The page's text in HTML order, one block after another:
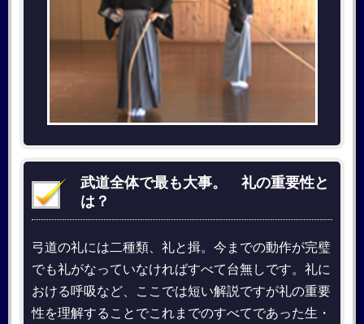
武道全体で最も大事。 礼の重要性と
は？
弓道の礼には二種類、礼と揖。今までの動作が完璧
でも礼がなっていなければすべて台無しです。礼に
おける呼吸など、ここでは短い解説ですが礼の重要
性を理解することでこれまでのすべてであった生・